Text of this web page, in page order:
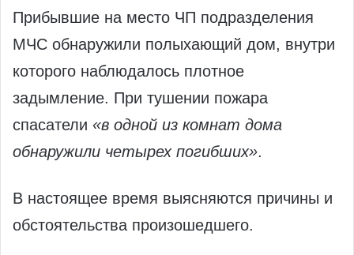
Прибывшие на место ЧП подразделения
МЧС обнаружили полыхающий дом, внутри
которого наблюдалось плотное
задымление. При тушении пожара
спасатели «в одной из комнат дома
обнаружили четырех погибших».
В настоящее время выясняются причины и
обстоятельства произошедшего.